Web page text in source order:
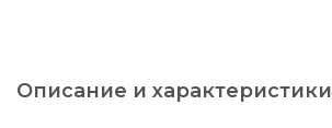
Описание и характеристики